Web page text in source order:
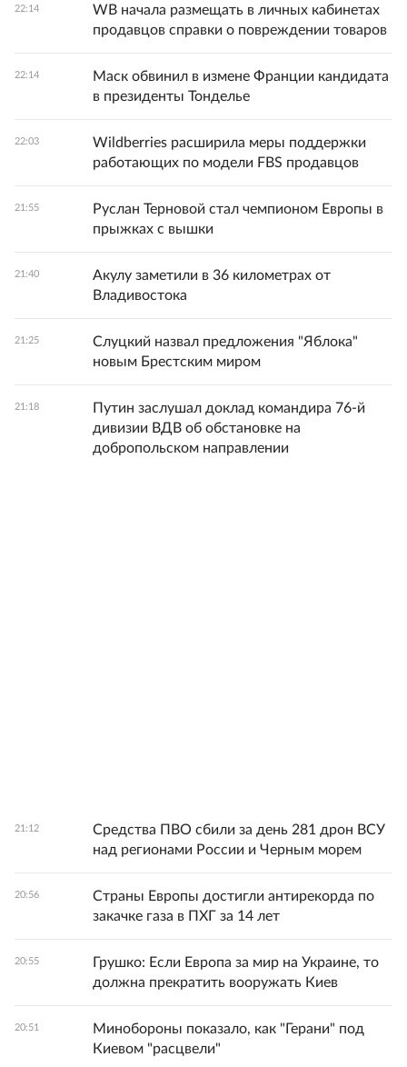
22:14
WB начала размещать в личных кабинетах
продавцов справки о повреждении товаров
22:14
Маск обвинил в измене Франции кандидата
в президенты Тонделье
22:03
Wildberries расширила меры поддержки
работающих по модели FBS продавцов
21:55
Руслан Терновой стал чемпионом Европы в
прыжках с вышки
21:40
Акулу заметили в 36 километрах от
Владивостока
21:25
Слуцкий назвал предложения "Яблока"
новым Брестским миром
21:18
Путин заслушал доклад командира 76-й
дивизии ВДВ об обстановке на
добропольском направлении
21:12
Средства ПВО сбили за день 281 дрон ВСУ
над регионами России и Черным морем
20:56
Страны Европы достигли антирекорда по
закачке газа в ПХГ за 14 лет
20:55
Грушко: Если Европа за мир на Украине, то
должна прекратить вооружать Киев
20:51
Минобороны показало, как "Герани" под
Киевом "расцвели"